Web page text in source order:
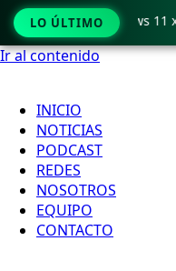
Ir al contenido
INICIO
NOTICIAS
PODCAST
REDES
NOSOTROS
EQUIPO
CONTACTO
LO ÚLTIMO
Crack only Windows 11